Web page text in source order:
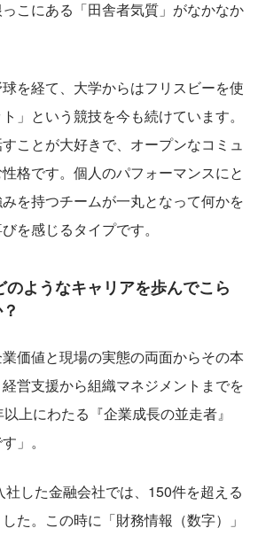
こにある「田舎者気質」がなかなか
を経て、大学からはフリスビーを使
」という競技を今も続けています。
ことが大好きで、オープンなコミュ
格です。個人のパフォーマンスにと
を持つチームが一丸となって何かを
を感じるタイプです。
ようなキャリアを歩んでこら
価値と現場の実態の両面からその本
営支援から組織マネジメントまでを
上にわたる『企業成長の並走者』
」。
した金融会社では、150件を超える
た。この時に「財務情報（数字）」